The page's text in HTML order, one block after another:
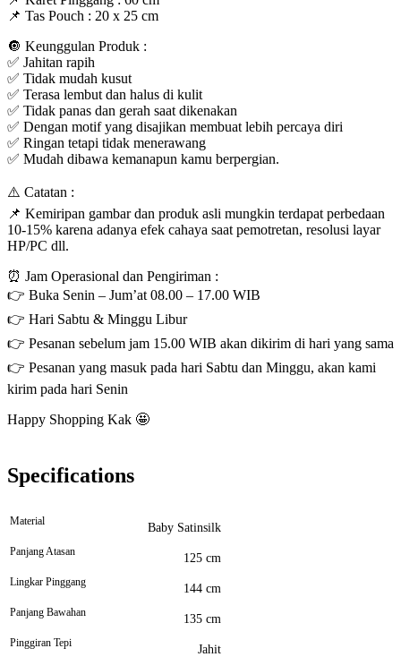
📌 Tas Pouch : 20 x 25 cm
🔘 Keunggulan Produk :
✅ Jahitan rapih
✅ Tidak mudah kusut
✅ Terasa lembut dan halus di kulit
✅ Tidak panas dan gerah saat dikenakan
✅ Dengan motif yang disajikan membuat lebih percaya diri
✅ Ringan tetapi tidak menerawang
✅ Mudah dibawa kemanapun kamu berpergian.
⚠️ Catatan :
📌 Kemiripan gambar dan produk asli mungkin terdapat perbedaan
10-15% karena adanya efek cahaya saat pemotretan, resolusi layar
HP/PC dll.
⏰ Jam Operasional dan Pengiriman :
👉 Buka Senin – Jum’at 08.00 – 17.00 WIB
👉 Hari Sabtu & Minggu Libur
👉 Pesanan sebelum jam 15.00 WIB akan dikirim di hari yang sama
👉 Pesanan yang masuk pada hari Sabtu dan Minggu, akan kami
kirim pada hari Senin
Happy Shopping Kak 🤩
Specifications
Material Baby Satinsilk
Panjang Atasan 125 cm
Lingkar Pinggang 144 cm
Panjang Bawahan 135 cm
Pinggiran Tepi Jahit